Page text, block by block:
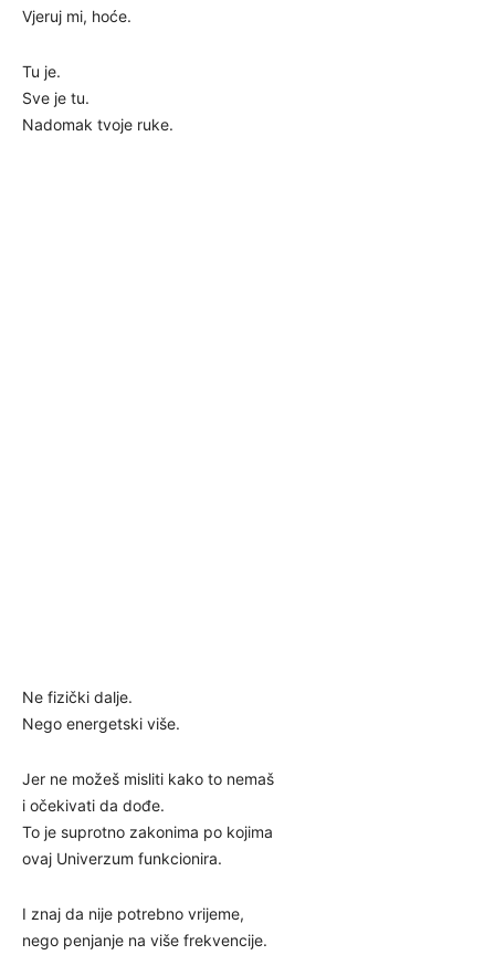
Vjeruj mi, hoće.
Tu je.
Sve je tu.
Nadomak tvoje ruke.
Ne fizički dalje.
Nego energetski više.
Jer ne možeš misliti kako to nemaš
i očekivati da dođe.
To je suprotno zakonima po kojima
ovaj Univerzum funkcionira.
I znaj da nije potrebno vrijeme,
nego penjanje na više frekvencije.